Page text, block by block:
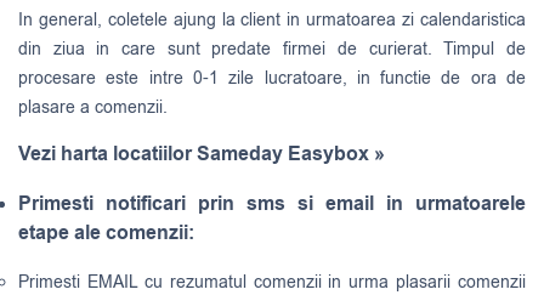
In general, coletele ajung la client in urmatoarea zi calendaristica
din ziua in care sunt predate firmei de curierat. Timpul de
procesare este intre 0-1 zile lucratoare, in functie de ora de
plasare a comenzii.
Vezi harta locatiilor Sameday Easybox »
Primesti notificari prin sms si email in urmatoarele
etape ale comenzii:
Primesti EMAIL cu rezumatul comenzii in urma plasarii comenzii